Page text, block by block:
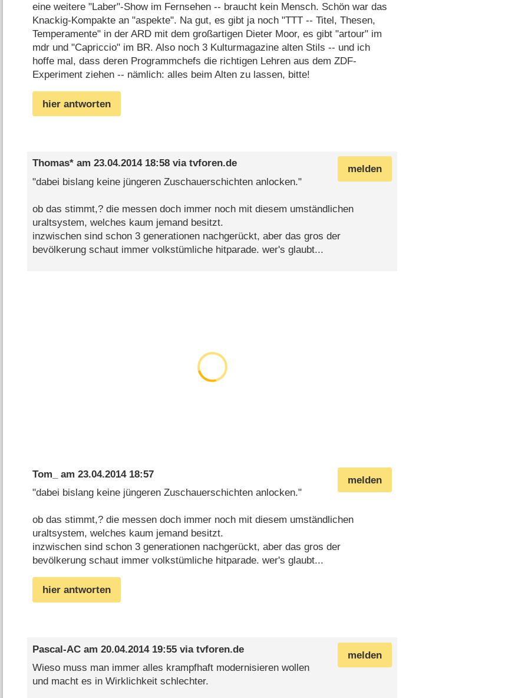
eine weitere "Laber"-Show im Fernsehen -- braucht kein Mensch. Schön war das
Knackig-Kompakte an "aspekte". Na gut, es gibt ja noch "TTT -- Titel, Thesen,
Temperamente" in der ARD mit dem großartigen Dieter Moor, es gibt "artour" im
mdr und "Capriccio" im BR. Also noch 3 Kulturmagazine alten Stils -- und ich
hoffe mal, dass deren Programmchefs die richtigen Lehren aus dem ZDF-
Experiment ziehen -- nämlich: alles beim Alten zu lassen, bitte!
hier antworten
melden
Thomas*am 23.04.2014 18:58via tvforen.de
"dabei bislang keine jüngeren Zuschauerschichten anlocken."
ob das stimmt,? die messen doch immer noch mit diesem umständlichen
uraltsystem, welches kaum jemand besitzt.
inzwischen sind schon 3 generationen nachgerückt, aber das gros der
bevölkerung schaut immer volkstümliche hitparade. wer's glaubt...
melden
Tom_ am 23.04.2014 18:57
"dabei bislang keine jüngeren Zuschauerschichten anlocken."
ob das stimmt,? die messen doch immer noch mit diesem umständlichen
uraltsystem, welches kaum jemand besitzt.
inzwischen sind schon 3 generationen nachgerückt, aber das gros der
bevölkerung schaut immer volkstümliche hitparade. wer's glaubt...
hier antworten
melden
Pascal-ACam 20.04.2014 19:55via tvforen.de
Wieso muss man immer alles krampfhaft modernisieren wollen
und macht es in Wirklichkeit schlechter.